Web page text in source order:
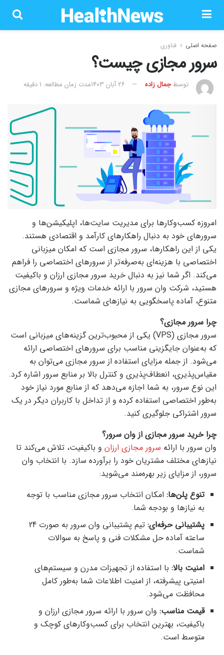
صفحه اصلی فناوری
سرور مجازی چیست؟
توسطجمال زاده ۲۶ آبان ۱۴۰۳ مدت زمان مطالعه: 1 دقیقه
امروزه کسب‌وکارها برای مدیریت سایت‌ها، اپلیکیشن‌ها و
سرورهای خود به دنبال راهکارهای کارآمد و اقتصادی هستند.
یکی از این راهکارها، سرور مجازی است که امکان میزبانی
اختصاصی با هزینه‌ای به‌صرفه‌تر از سرورهای اختصاصی را فراهم
می‌کند. اگر شما نیز به دنبال خرید سرور مجازی ارزان و باکیفیت
هستید، شرکت وان سرور با ارائه خدمات ویژه و سرورهای مجازی
متنوع، آماده پاسخگویی به نیازهای شماست.
چرا سرور مجازی؟
سرور مجازی (VPS) یکی از محبوب‌ترین گزینه‌های میزبانی است
که به‌عنوان جایگزینی مناسب برای سرورهای اختصاصی ارائه
می‌شود. از جمله مزایای استفاده از سرور مجازی می‌توان به
مقیاس‌پذیری، انعطاف‌پذیری و کنترل بالا بر منابع سرور اشاره کرد.
این نوع سرور، به شما اجازه می‌دهد که از منابع مورد نیاز خود
به‌طور اختصاصی استفاده کرده و از تداخل با کاربران دیگر در یک
سرور اشتراکی جلوگیری کنید.
چرا خرید سرور مجازی از وان سرور؟
وان سرور با ارائه سرور مجازی ارزان و باکیفیت، تلاش می‌کند تا
نیازهای مختلف مشتریان خود را برآورده سازد. با انتخاب وان
سرور، از مزایای زیر بهره‌مند می‌شوید:
تنوع پلن‌ها: امکان انتخاب سرور مجازی مناسب با توجه
به نیازها و بودجه شما.
پشتیبانی حرفه‌ای:
تیم پشتیبانی وان سرور به صورت 24
ساعته آماده حل مشکلات فنی و پاسخ به سوالات
شماست.
امنیت بالا: با استفاده از تجهیزات مدرن و سیستم‌های
امنیتی پیشرفته، از امنیت اطلاعات شما به‌طور کامل
محافظت می‌شود.
قیمت مناسب: وان سرور با ارائه سرور مجازی ارزان و
باکیفیت، بهترین انتخاب برای کسب‌وکارهای کوچک و
متوسط است.